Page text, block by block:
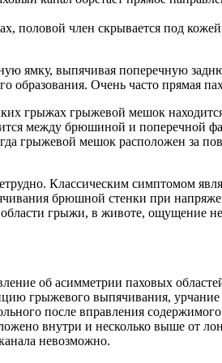
половой член скрывается под
ямку, выпячивая поперечную
образования. Очень часто прямая
грыжах грыжевой мешок
между брюшиной и поперечной
грыжевой мешок расположен за
Классическим симптомом
брюшной стенки при
грыжи, в животе, ощущение
об асимметрии паховых
грыжевого выпячивания,
после вправления
внутри и несколько выше
невозможно.